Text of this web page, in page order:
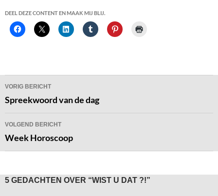
DEEL DEZE CONTENT EN MAAK MIJ BLIJ.
Bericht
navigatie
VORIG BERICHT
Spreekwoord van de dag
VOLGEND BERICHT
Week Horoscoop
5 GEDACHTEN OVER “WIST U DAT ?!”